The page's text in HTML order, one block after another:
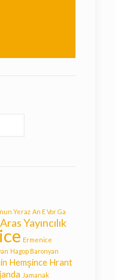
Yeraz An E Vor Ga
Aras Yayıncılık
Ermenice
Hagop Baronyan
Hemşince Hrant
Jamanak